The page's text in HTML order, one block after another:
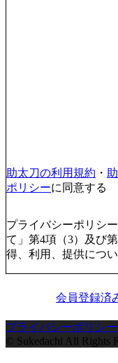
助太刀の利用規約 ・
ポリシーに同意する
プライバシーポリシ
て」第4項（3）及び
得、利用、提供につ
会員登録済
プライバシーポリシー
© Sukedachi All Rights